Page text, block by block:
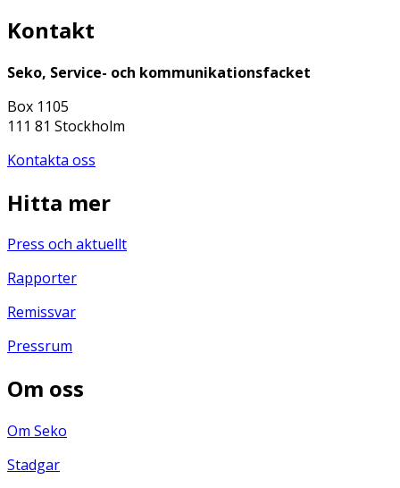
Kontakt
Seko, Service- och kommunikationsfacket
Box 1105
111 81 Stockholm
Kontakta oss
Hitta mer
Press och aktuellt
Rapporter
Remissvar
Pressrum
Om oss
Om Seko
Stadgar